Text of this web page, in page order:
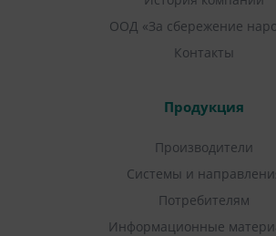
ООД «За сбережение
Контакты
Продукция
Производители
Системы и
Потребителям
Информационные